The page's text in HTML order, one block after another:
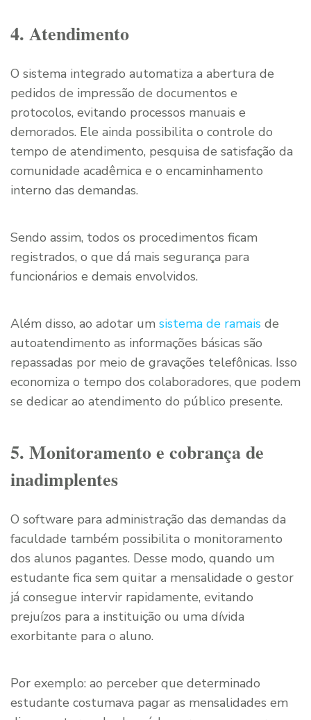
4. Atendimento
O sistema integrado automatiza a abertura de
pedidos de impressão de documentos e
protocolos, evitando processos manuais e
demorados. Ele ainda possibilita o controle do
tempo de atendimento, pesquisa de satisfação da
comunidade acadêmica e o encaminhamento
interno das demandas.
Sendo assim, todos os procedimentos ficam
registrados, o que dá mais segurança para
funcionários e demais envolvidos.
Além disso, ao adotar um sistema de ramais de
autoatendimento as informações básicas são
repassadas por meio de gravações telefônicas. Isso
economiza o tempo dos colaboradores, que podem
se dedicar ao atendimento do público presente.
5. Monitoramento e cobrança de
inadimplentes
O software para administração das demandas da
faculdade também possibilita o monitoramento
dos alunos pagantes. Desse modo, quando um
estudante fica sem quitar a mensalidade o gestor
já consegue intervir rapidamente, evitando
prejuízos para a instituição ou uma dívida
exorbitante para o aluno.
Por exemplo: ao perceber que determinado
estudante costumava pagar as mensalidades em